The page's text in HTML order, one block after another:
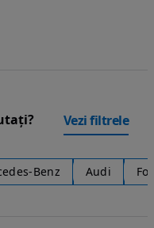
Vezi filtrele
Benz Audi